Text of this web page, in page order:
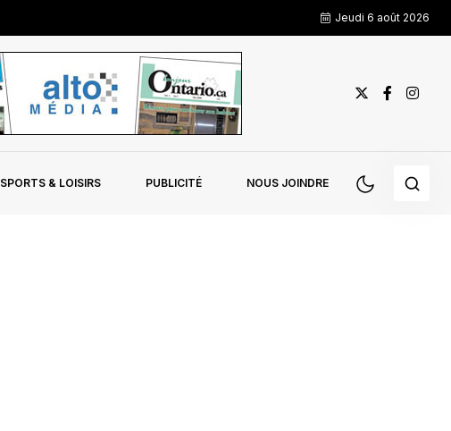
Jeudi 6 août 2026
SPORTS & LOISIRS PUBLICITÉ NOUS JOINDRE